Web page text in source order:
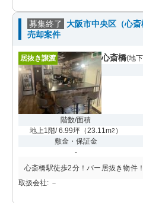
募集終了
大阪市中央区（心
売却案件
居抜き譲渡 心斎橋(地
階数/面積
地上1階/ 6.99坪（23.11m2 ）
敷金・保証金
-
心斎橋駅徒歩2分！バー居抜き物件！
取扱会社: －